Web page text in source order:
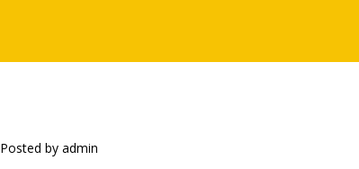
Posted by admin